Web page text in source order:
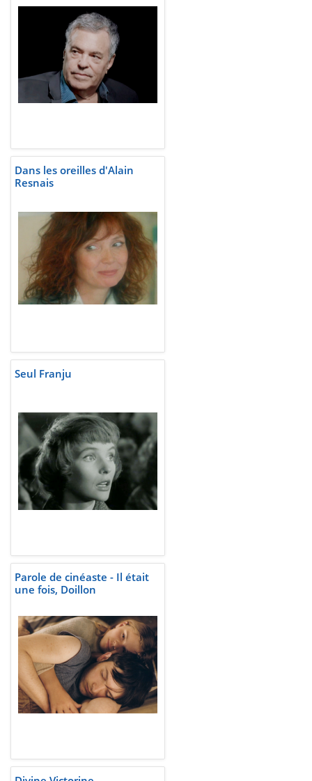
Dans les oreilles d'Alain
Resnais
Seul Franju
Parole de cinéaste - Il était
une fois, Doillon